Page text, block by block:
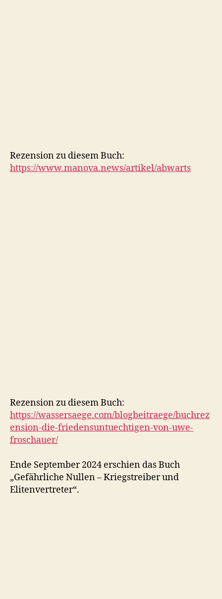
Rezension zu diesem Buch:
https://www.manova.news/artikel/abwarts
Rezension zu diesem Buch:
https://wassersaege.com/blogbeitraege/buchrez
ension-die-friedensuntuechtigen-von-uwe-
froschauer/
Ende September 2024 erschien das Buch
„Gefährliche Nullen – Kriegstreiber und
Elitenvertreter“.